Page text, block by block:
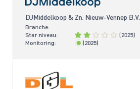
DJMiddelkoop & Zn. Nieuw-Vennep B.V.
Branche:
Star niveau:
(2025)
Monitoring:
< 2 jaar
(2025)